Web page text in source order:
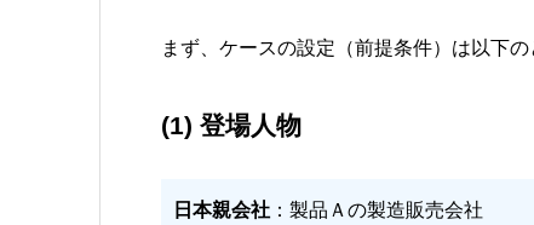
まず、ケースの設定（前提条件）は以下の
(1) 登場人物
日本親会社 ：製品Ａの製造販売会社